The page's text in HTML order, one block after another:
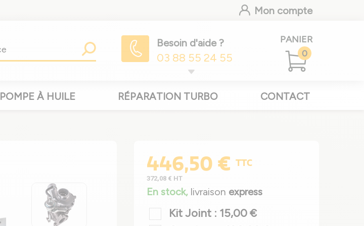
Mon compte
Besoin d'aide ?
03 88 55 24 55
PANIER
0
POMPE À HUILE RÉPARATION TURBO CONTACT
446,50 € TTC
372,08 € HT
En stock, livraison express
Kit Joint : 15,00 €